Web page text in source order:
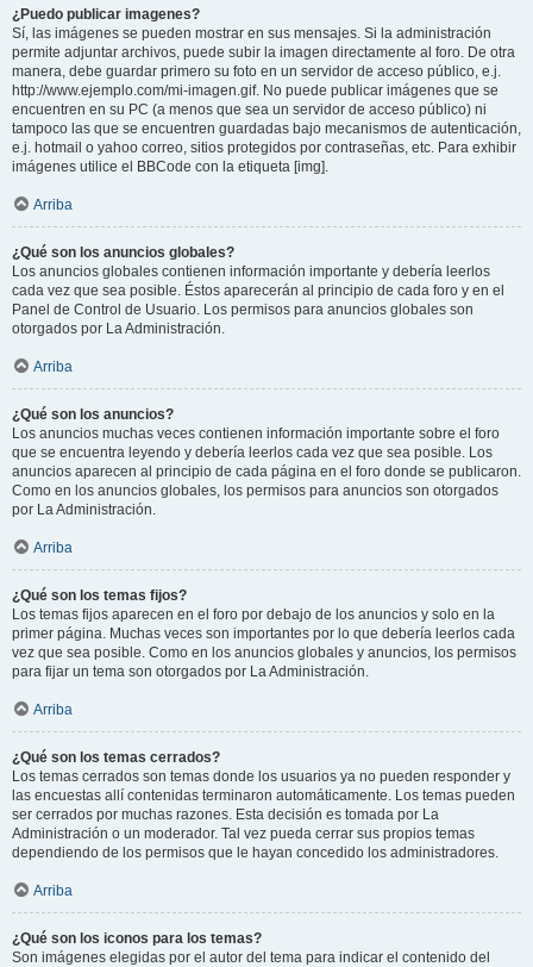
¿Puedo publicar imagenes?
Sí, las imágenes se pueden mostrar en sus mensajes. Si la administración
permite adjuntar archivos, puede subir la imagen directamente al foro. De otra
manera, debe guardar primero su foto en un servidor de acceso público, e.j.
http://www.ejemplo.com/mi-imagen.gif. No puede publicar imágenes que se
encuentren en su PC (a menos que sea un servidor de acceso público) ni
tampoco las que se encuentren guardadas bajo mecanismos de autenticación,
e.j. hotmail o yahoo correo, sitios protegidos por contraseñas, etc. Para exhibir
imágenes utilice el BBCode con la etiqueta [img].
Arriba
¿Qué son los anuncios globales?
Los anuncios globales contienen información importante y debería leerlos
cada vez que sea posible. Éstos aparecerán al principio de cada foro y en el
Panel de Control de Usuario. Los permisos para anuncios globales son
otorgados por La Administración.
Arriba
¿Qué son los anuncios?
Los anuncios muchas veces contienen información importante sobre el foro
que se encuentra leyendo y debería leerlos cada vez que sea posible. Los
anuncios aparecen al principio de cada página en el foro donde se publicaron.
Como en los anuncios globales, los permisos para anuncios son otorgados
por La Administración.
Arriba
¿Qué son los temas fijos?
Los temas fijos aparecen en el foro por debajo de los anuncios y solo en la
primer página. Muchas veces son importantes por lo que debería leerlos cada
vez que sea posible. Como en los anuncios globales y anuncios, los permisos
para fijar un tema son otorgados por La Administración.
Arriba
¿Qué son los temas cerrados?
Los temas cerrados son temas donde los usuarios ya no pueden responder y
las encuestas allí contenidas terminaron automáticamente. Los temas pueden
ser cerrados por muchas razones. Esta decisión es tomada por La
Administración o un moderador. Tal vez pueda cerrar sus propios temas
dependiendo de los permisos que le hayan concedido los administradores.
Arriba
¿Qué son los iconos para los temas?
Son imágenes elegidas por el autor del tema para indicar el contenido del